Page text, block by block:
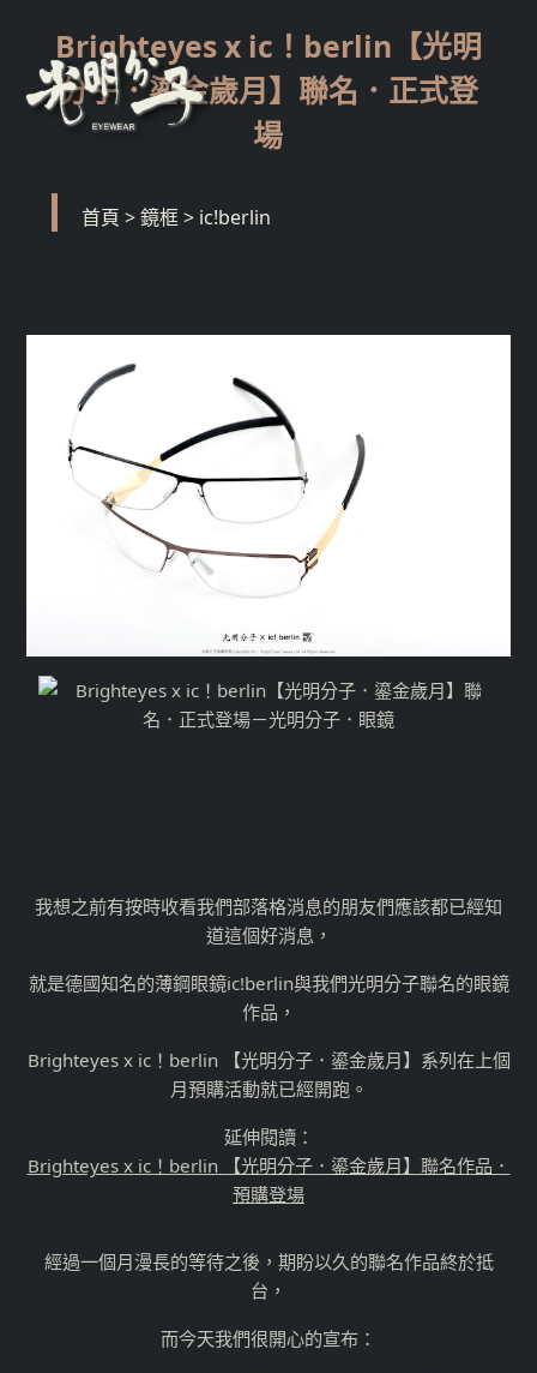
Brighteyes x ic！berlin【光明
分子．鎏金歲月】聯名．正式登
場
首頁 >鏡框> ic!berlin
我想之前有按時收看我們部落格消息的朋友們應該都已經知
道這個好消息，
就是德國知名的薄鋼眼鏡ic!berlin與我們光明分子聯名的眼鏡
作品，
Brighteyes x ic！berlin 【光明分子．鎏金歲月】系列在上個
月預購活動就已經開跑。
延伸閱讀：
Brighteyes x ic！berlin 【光明分子．鎏金歲月】聯名作品．
預購登場
經過一個月漫長的等待之後，期盼以久的聯名作品終於抵
台，
而今天我們很開心的宣布：